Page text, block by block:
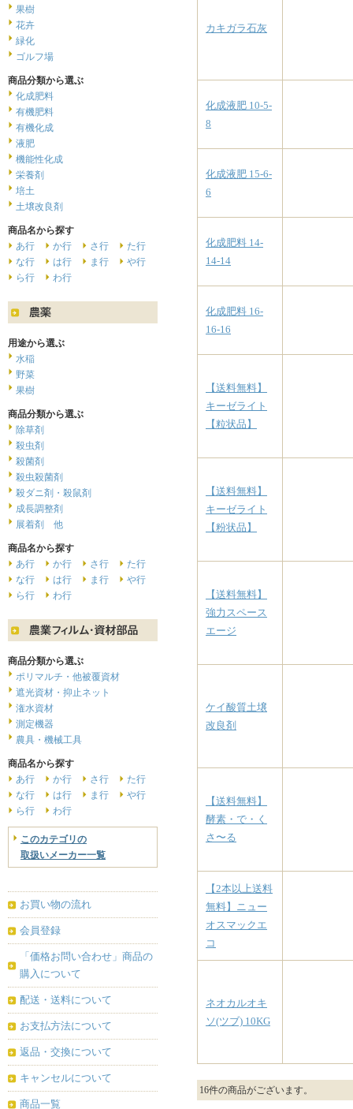
カキガラ石灰
化成液肥 10-5-
8
化成液肥 15-6-
6
化成肥料 14-
14-14
化成肥料 16-
16-16
【送料無料】
キーゼライト
【粒状品】
【送料無料】
キーゼライト
【粉状品】
【送料無料】
強力スペース
エージ
ケイ酸質土壌
改良剤
【送料無料】
酵素・で・く
さ〜る
【2本以上送料
無料】ニュー
オスマックエ
コ
ネオカルオキ
ソ(ツブ) 10KG
16件の商品がございます。
果樹
花卉
緑化
ゴルフ場
商品分類から選ぶ
化成肥料
有機肥料
有機化成
液肥
機能性化成
栄養剤
培土
土壌改良剤
商品名から探す
あ行
か行 さ行
た行
な行
は行 ま行
や行
ら行
わ行
用途から選ぶ
水稲
野菜
果樹
商品分類から選ぶ
除草剤
殺虫剤
殺菌剤
殺虫殺菌剤
殺ダニ剤・殺鼠剤
成長調整剤
展着剤 他
商品名から探す
あ行
か行 さ行
た行
な行
は行 ま行
や行
ら行
わ行
商品分類から選ぶ
ポリマルチ・他被覆資材
遮光資材・抑止ネット
潅水資材
測定機器
農具・機械工具
商品名から探す
あ行
か行 さ行
た行
な行
は行 ま行
や行
ら行
わ行
このカテゴリの
取扱いメーカー一覧
お買い物の流れ
会員登録
「価格お問い合わせ」商品の
購入について
配送・送料について
お支払方法について
返品・交換について
キャンセルについて
商品一覧